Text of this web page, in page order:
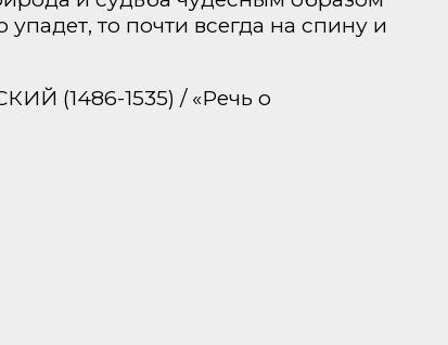
то почти всегда на спину и
(1486-1535) / «Речь о